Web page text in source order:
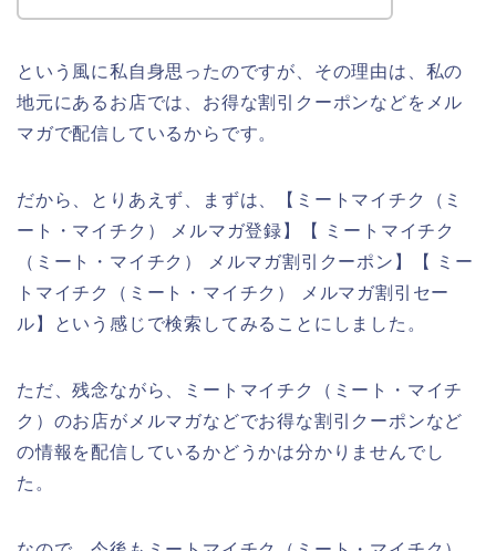
という風に私自身思ったのですが、その理由は、私の
地元にあるお店では、お得な割引クーポンなどをメル
マガで配信しているからです。
だから、とりあえず、まずは、【ミートマイチク（ミ
ート・マイチク） メルマガ登録】【 ミートマイチク
（ミート・マイチク） メルマガ割引クーポン】【 ミー
トマイチク（ミート・マイチク） メルマガ割引セー
ル】という感じで検索してみることにしました。
ただ、残念ながら、ミートマイチク（ミート・マイチ
ク）のお店がメルマガなどでお得な割引クーポンなど
の情報を配信しているかどうかは分かりませんでし
た。